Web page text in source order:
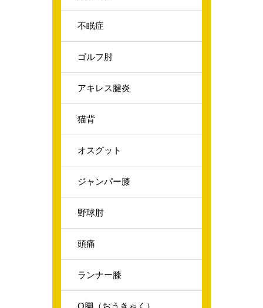
不眠症
ゴルフ肘
アキレス腱炎
猫背
オスグット
ジャンパー膝
野球肘
頭痛
ランナー膝
O脚（おうきゃく）